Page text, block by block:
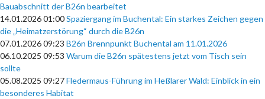
Bauabschnitt der B26n bearbeitet
14.01.2026 01:00Spaziergang im Buchental: Ein starkes Zeichen gegen
die „Heimatzerstörung“ durch die B26n
07.01.2026 09:23 B26n Brennpunkt Buchental am 11.01.2026
06.10.2025 09:53 Warum die B26n spätestens jetzt vom Tisch sein
sollte
05.08.2025 09:27Fledermaus-Führung im Heßlarer Wald: Einblick in ein
besonderes Habitat